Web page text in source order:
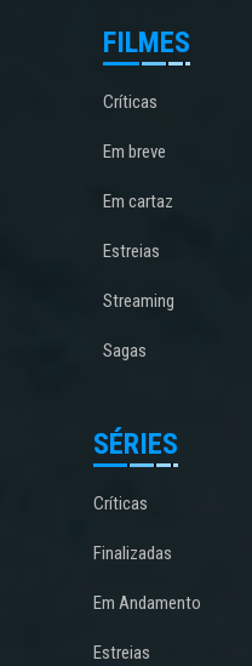
FILMES
Críticas
Em breve
Em cartaz
Estreias
Streaming
Sagas
SÉRIES
Críticas
Finalizadas
Em Andamento
Estreias